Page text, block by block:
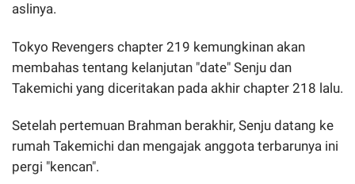
aslinya.
Tokyo Revengers chapter 219 kemungkinan akan
membahas tentang kelanjutan "date" Senju dan
Takemichi yang diceritakan pada akhir chapter 218 lalu.
Setelah pertemuan Brahman berakhir, Senju datang ke
rumah Takemichi dan mengajak anggota terbarunya ini
pergi "kencan".